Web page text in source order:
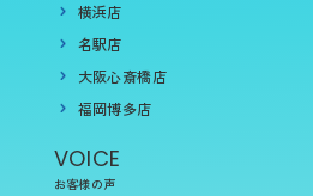
横浜店
名駅店
大阪心斎橋店
福岡博多店
VOICE
お客様の声